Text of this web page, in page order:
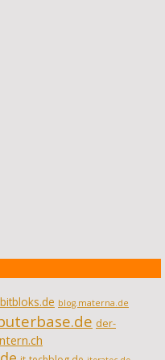
bitbloks.de blog.materna.de
der-